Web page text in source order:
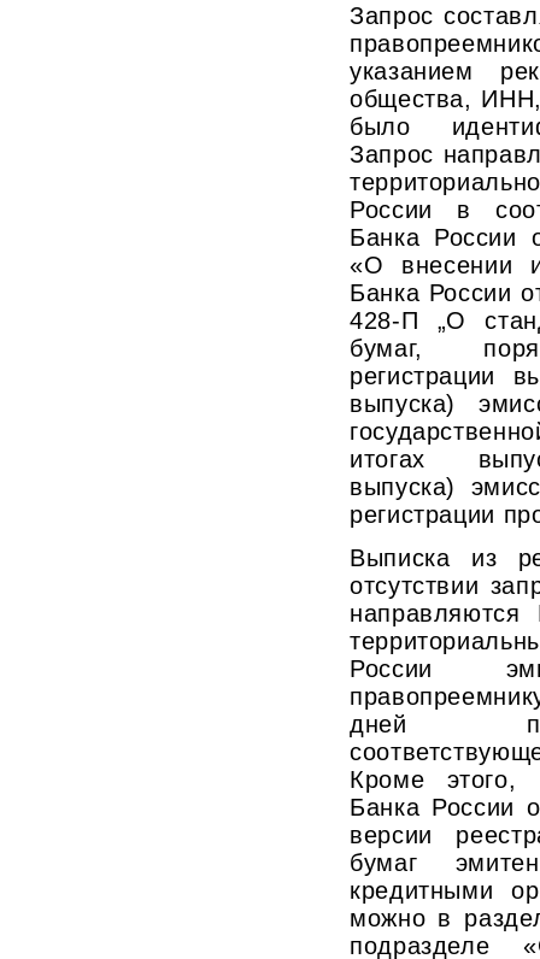
Запрос
указанием
общества,
было
Запрос
России в
Банка
«О внесении
Банка России
428-П „О
бумаг,
регистрации
выпуска)
итогах
выпуска)
регистрации
Выписка из
отсутствии
России
дней
Кроме этого,
Банка России
версии
бумаг
кредитными
можно в
подразделе